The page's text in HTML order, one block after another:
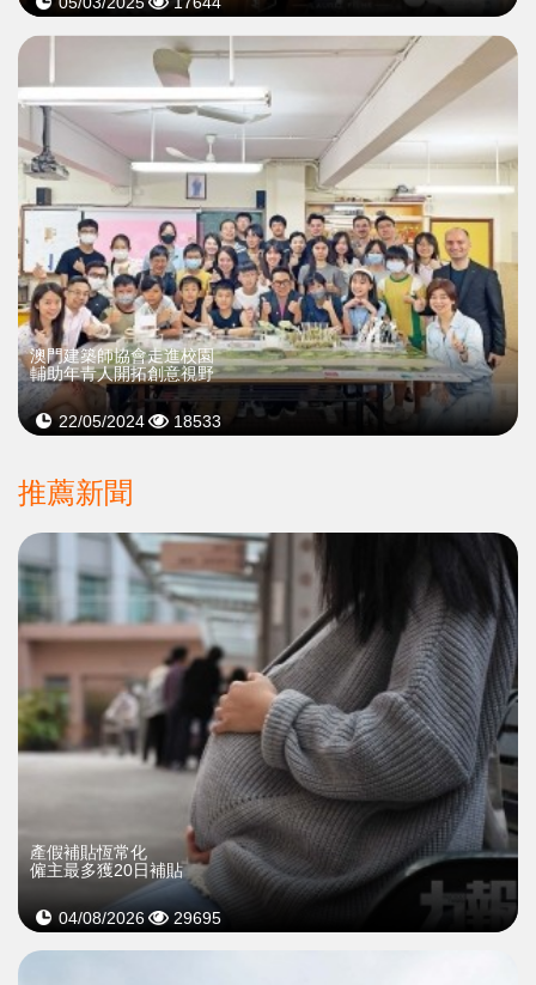
澳門建築師協會走進校園
輔助年青人開拓創意視野
22/05/2024 18533
推薦新聞
產假補貼恆常化
僱主最多獲20日補貼
04/08/2026 29695